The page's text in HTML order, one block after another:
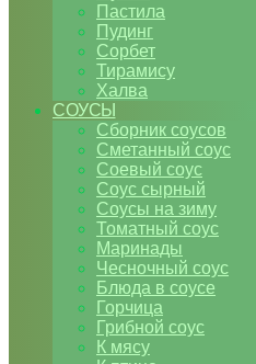
Пастила
Пудинг
Сорбет
Тирамису
Халва
СОУСЫ
Сборник соусов
Сметанный соус
Соевый соус
Соус сырный
Соусы на зиму
Томатный соус
Маринады
Чесночный соус
Блюда в соусе
Горчица
Грибной соус
К мясу